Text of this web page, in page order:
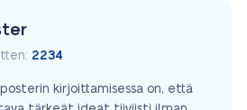
2234
kirjoittamisessa on, että